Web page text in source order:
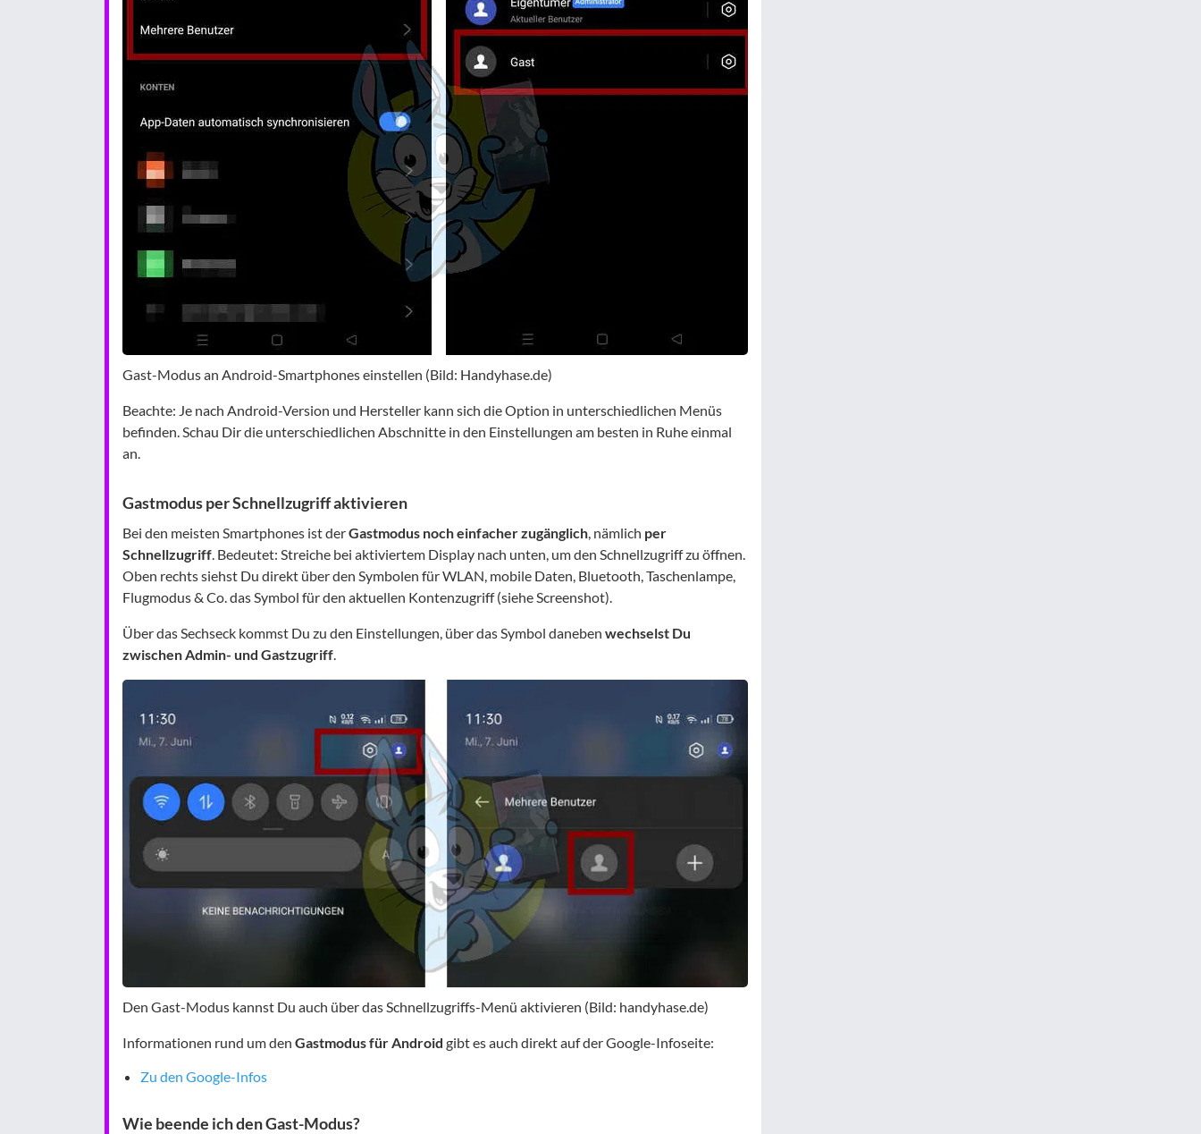
Gast-Modus an Android-Smartphones einstellen (Bild: Handyhase.de)
Beachte: Je nach Android-Version und Hersteller kann sich die Option in unterschiedlichen Menüs
befinden. Schau Dir die unterschiedlichen Abschnitte in den Einstellungen am besten in Ruhe einmal
an.
Gastmodus per Schnellzugriff aktivieren
Bei den meisten Smartphones ist derGastmodus noch einfacher zugänglich, nämlich per
Schnellzugriff. Bedeutet: Streiche bei aktiviertem Display nach unten, um den Schnellzugriff zu öffnen.
Oben rechts siehst Du direkt über den Symbolen für WLAN, mobile Daten, Bluetooth, Taschenlampe,
Flugmodus & Co. das Symbol für den aktuellen Kontenzugriff (siehe Screenshot).
Über das Sechseck kommst Du zu den Einstellungen, über das Symbol daneben wechselst Du
zwischen Admin- und Gastzugriff.
Den Gast-Modus kannst Du auch über das Schnellzugriffs-Menü aktivieren (Bild: handyhase.de)
Informationen rund um den Gastmodus für Android gibt es auch direkt auf der Google-Infoseite:
Zu den Google-Infos
Wie beende ich den Gast-Modus?